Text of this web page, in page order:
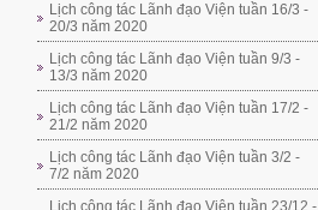
Lịch công tác Lãnh đạo Viện tuần 16/3 -
20/3 năm 2020
Lịch công tác Lãnh đạo Viện tuần 9/3 -
13/3 năm 2020
Lịch công tác Lãnh đạo Viện tuần 17/2 -
21/2 năm 2020
Lịch công tác Lãnh đạo Viện tuần 3/2 -
7/2 năm 2020
Lịch công tác Lãnh đạo Viện tuần 23/12 -